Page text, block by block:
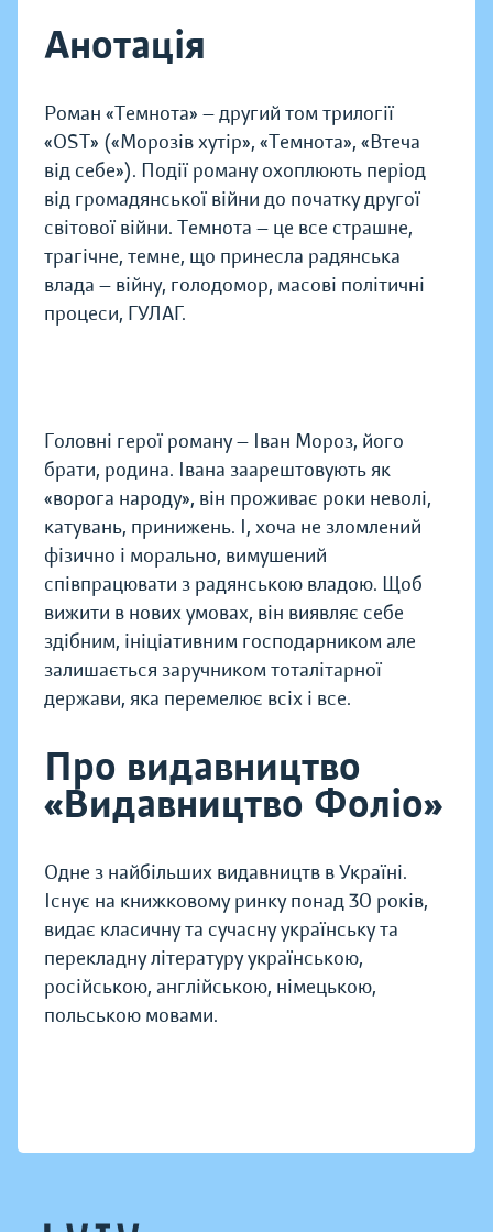
Анотація
Роман «Темнота» — другий том трилогії
«ОST» («Морозів хутір», «Темнота», «Втеча
від себе»). Події роману охоплюють період
від громадянської війни до початку другої
світової війни. Темнота — це все страшне,
трагічне, темне, що принесла радянська
влада — війну, голодомор, масові політичні
процеси, ГУЛАГ.
Головні герої роману — Іван Мороз, його
брати, родина. Івана заарештовують як
«ворога народу», він проживає роки неволі,
катувань, принижень. І, хоча не зломлений
фізично і морально, вимушений
співпрацювати з радянською владою. Щоб
вижити в нових умовах, він виявляє себе
здібним, ініціативним господарником але
залишається заруч­ником тоталітарної
держави, яка перемелює всіх і все.
Про видавництво
«Видавництво Фоліо»
Одне з найбільших видавництв в Україні.
Існує на книжковому ринку понад 30 років,
видає класичну та сучасну українську та
перекладну літературу українською,
російською, англійською, німецькою,
польською мовами.